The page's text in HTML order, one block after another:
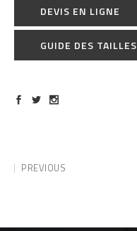
DEVIS EN LIGNE
GUIDE DES TAILLES
PREVIOUS